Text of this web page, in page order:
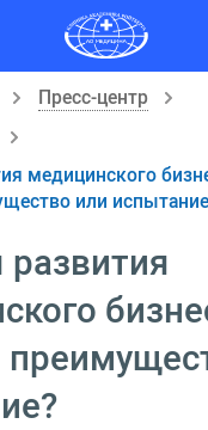
Пресс-центр
медицинского
или